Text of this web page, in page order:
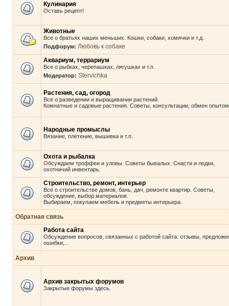
Кулинария
Оставь рецепт!
Животные
Все о братьях наших меньших. Кошки, собаки, хомячки и т.д.
Подфорум: Любовь к собаке
Аквариум, террариум
Все о рыбках, черепашках, лягушках и т.п.
Модератор: Stervichka
Растения, сад, огород
Все о разведении и выращивании растений.
Комнатные и садовые растения. Советы, консультации, обмен
Народные промыслы
Вязание, плетение, вышивка и т.п.
Охота и рыбалка
Обсуждаем троффеи и уловы. Советы бывалых. Снасти и лодки,
охотничий инвентарь.
Строительство, ремонт, интерьер
Все о строительстве домов, бань, дач, ремонте квартир. Советы,
обсуждение, выбор материалов.
Выбираем, покупаем мебель и предметы интерьера.
Обратная связь
Работа сайта
Обсуждение вопросов, связанных с работой сайта: отзывы,
ошибки,...
Архив
Архив закрытых форумов
Закрытые форумы здесь.